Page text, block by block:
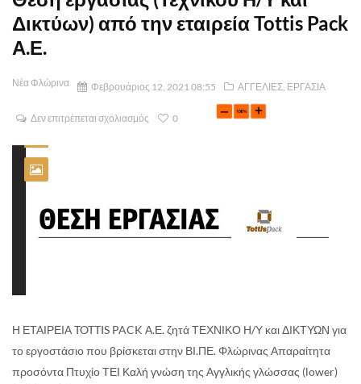
Δικτύων) από την εταιρεία Tottis Pack
Α.Ε.
Νέα Φλώρινα Φεβρουάριος 12, 2021 08:55 ΑΓΓΕΛΙΕΣ, ΕΡΓΑΣΙΑ
Δεν επιτρέπεται σχολιασμός 0
Η ΕΤΑΙΡΕΙΑ TOTTIS PACK Α.Ε. ζητά ΤΕΧΝΙΚΟ Η/Υ και ΔΙΚΤΥΩΝ για
το εργοστάσιο που βρίσκεται στην ΒΙ.ΠΕ. Φλώρινας Απαραίτητα
προσόντα Πτυχίο ΤΕΙ Καλή γνώση της Αγγλικής γλώσσας (lower)